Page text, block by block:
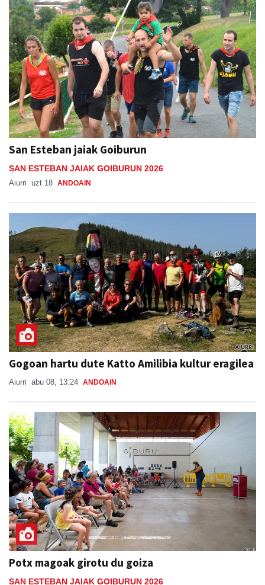
San Esteban jaiak Goiburun
SAN ESTEBAN JAIAK GOIBURUN 2026
Aiurri uzt 18 ANDOAIN
Gogoan hartu dute Katto Amilibia kultur eragilea
Aiurri abu 08, 13:24 ANDOAIN
Potx magoak girotu du goiza
SAN ESTEBAN JAIAK GOIBURUN 2026